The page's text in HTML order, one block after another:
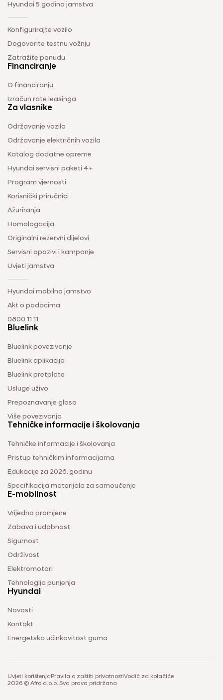
Hyundai 5 godina jamstva
Konfigurirajte vozilo
Dogovorite testnu vožnju
Zatražite ponudu
Financiranje
O financiranju
Izračun rate leasinga
Za vlasnike
Održavanje vozila
Održavanje električnih vozila
Katalog dodatne opreme
Hyundai servisni paketi 4+
Program vjernosti
Korisnički priručnici
Ažuriranja
Homologacija
Originalni rezervni dijelovi
Servisni opozivi i kampanje
Uvjeti jamstva
Hyundai mobilno jamstvo
Akt o podacima
0800 11 11
Bluelink
Bluelink povezivanje
Bluelink aplikacija
Bluelink pretplate
Usluge uživo
Prepoznavanje glasa
Više povezivanja
Tehničke informacije i školovanja
Tehničke informacije i školovanja
Pristup tehničkim informacijama
Edukacije za 2026. godinu
Specifikacija materijala za samoučenje
E-mobilnost
Vrijedno promjene
Zabava i udobnost
Sigurnost
Održivost
Elektromotori
Tehnologija punjenja
Hyundai
Novosti
Kontakt
Energetska učinkovitost guma
Uvjeti korištenja Pravila o zaštiti privatnostiVodič za kolačiće
2026 © Afro d.o.o. Sva prava pridržana